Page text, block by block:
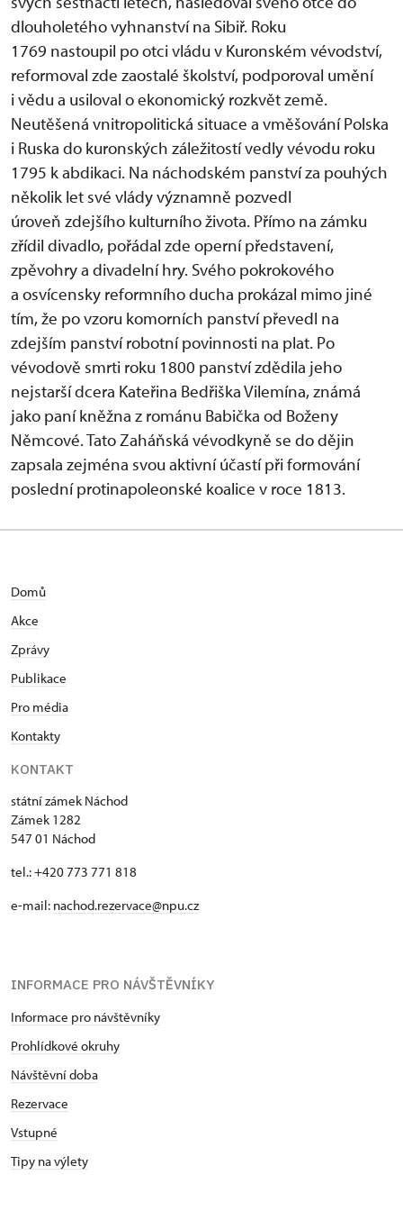
dlouholetého vyhnanství na Sibiř. Roku
1769 nastoupil po otci vládu v Kuronském vévodství,
reformoval zde zaostalé školství, podporoval umění
i vědu a usiloval o ekonomický rozkvět země.
Neutěšená vnitropolitická situace a vměšování Polska
i Ruska do kuronských záležitostí vedly vévodu roku
1795 k abdikaci. Na náchodském panství za pouhých
několik let své vlády významně pozvedl
úroveň zdejšího kulturního života. Přímo na zámku
zřídil divadlo, pořádal zde operní představení,
zpěvohry a divadelní hry. Svého pokrokového
a osvícensky reformního ducha prokázal mimo jiné
tím, že po vzoru komorních panství převedl na
zdejším panství robotní povinnosti na plat. Po
vévodově smrti roku 1800 panství zdědila jeho
nejstarší dcera Kateřina Bedřiška Vilemína, známá
jako paní kněžna z románu Babička od Boženy
Němcové. Tato Zaháňská vévodkyně se do dějin
zapsala zejména svou aktivní účastí při formování
poslední protinapoleonské koalice v roce 1813.
Domů
Akce
Zprávy
Publikace
Pro média
Kontakty
KONTAKT
státní zámek Náchod
Zámek 1282
547 01 Náchod
tel.: +420 773 771 818
e-mail: nachod.rezervace@npu.cz
INFORMACE PRO NÁVŠTĚVNÍKY
Informace pro návštěvníky
Prohlídkové okruhy
Návštěvní doba
Rezervace
Vstupné
Tipy na výlety